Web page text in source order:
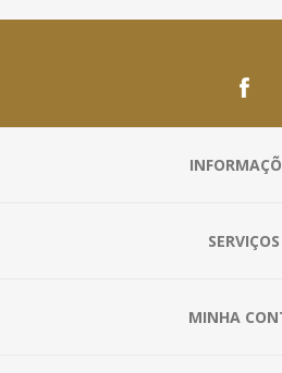
SERVIÇOS
MINHA